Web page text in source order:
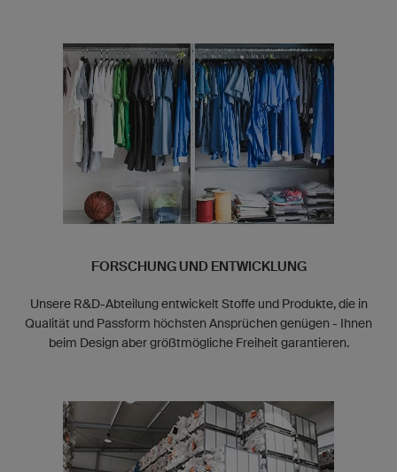
FORSCHUNG UND ENTWICKLUNG
Unsere R&D-Abteilung entwickelt Stoffe und Produkte, die in
Qualität und Passform höchsten Ansprüchen genügen - Ihnen
beim Design aber größtmögliche Freiheit garantieren.